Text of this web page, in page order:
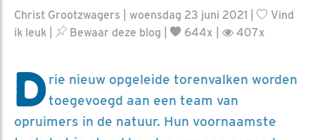
Christ Grootzwagers | woensdag 23 juni 2021 |
Vind
ik leuk
Bewaar deze blog 644x | 407x
Drie nieuw opgeleide torenvalken worden
toegevoegd aan een team van
opruimers in de natuur. Hun voornaamste